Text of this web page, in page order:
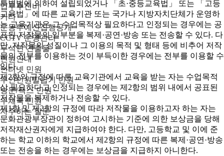
업무추진비
기타
운동부예산집행공개
CCTV 운영관리
무석면 건출물
민원안내
인터넷 민원
무인민원발급기 민원
방문/팩스 민원
우체국 민원
자주하는 질문
특별법에 의하여 설립되었거나 「초·중등교육법」 또는 「고등
교육법」에 따른 교육기관 또는 국가나 지방자치단체가 운영하
는 교육기관은 그 수업목적상 필요하다고 인정되는 경우에는 공
표된 저작물의 일부분을 복제·공연·방송 또는 전송할 수 있다. 다
만, 저작물의 성질이나 그 이용의 목적 및 형태 등에 비추어 저작
물의 전부를 이용하는 것이 부득이한 경우에는 전부를 이용할 수
있다.
제2항의 규정에 따른 교육기관에서 교육을 받는 자는 수업목적
상 필요하다고 인정되는 경우에는 제2항의 범위 내에서 공표된
저작물을 복제하거나 전송할 수 있다.
제1항 및 제2항의 규정에 따라 저작물을 이용하고자 하는 자는
문화관광부장관이 정하여 고시하는 기준에 의한 보상금을 당해
저작재산권자에게 지급하여야 한다. 다만, 고등학교 및 이에 준
하는 학교 이하의 학교에서 제2항의 규정에 따른 복제·공연·방송
또는 전송을 하는 경우에는 보상금을 지급하지 아니한다.